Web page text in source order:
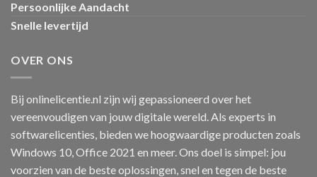
Persoonlijke Aandacht
Snelle levertijd
OVER ONS
Bij onlinelicentie.nl zijn wij gepassioneerd over het
vereenvoudigen van jouw digitale wereld. Als experts in
softwarelicenties, bieden we hoogwaardige producten zoals
Windows 10, Office 2021 en meer. Ons doel is simpel: jou
voorzien van de beste oplossingen, snel en tegen de beste